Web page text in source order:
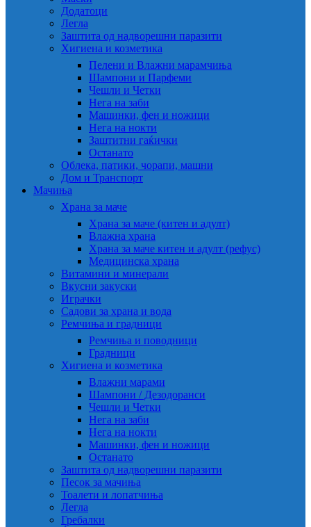
Додатоци
Легла
Заштита од надворешни паразити
Хигиена и козметика
Пелени и Влажни марамчиња
Шампони и Парфеми
Чешли и Четки
Нега на заби
Машинки, фен и ножици
Нега на нокти
Заштитни гаќички
Останато
Облека, патики, чорапи, машни
Дом и Транспорт
Мачиња
Храна за маче
Храна за маче (китен и адулт)
Влажна храна
Храна за маче китен и адулт (рефус)
Медицинска храна
Витамини и минерали
Вкусни закуски
Играчки
Садови за храна и вода
Ремчиња и градници
Ремчиња и поводници
Градници
Хигиена и козметика
Влажни марами
Шампони / Дезодоранси
Чешли и Четки
Нега на заби
Нега на нокти
Машинки, фен и ножици
Останато
Заштита од надворешни паразити
Песок за мачиња
Тоалети и лопатчиња
Легла
Гребалки